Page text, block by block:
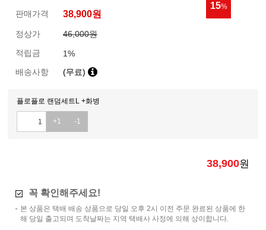
15%
판매가격 38,900원
정상가
46,000원
적립금
1%
배송사항
(무료)
플로플로 랜덤세트L +화병
+1 -1
38,900원
꼭 확인해주세요!
본 상품은 택배 배송 상품으로 당일 오후 2시 이전 주문 완료된 상품에 한
해 당일 출고되며 도착날짜는 지역 택배사 사정에 의해 상이합니다.